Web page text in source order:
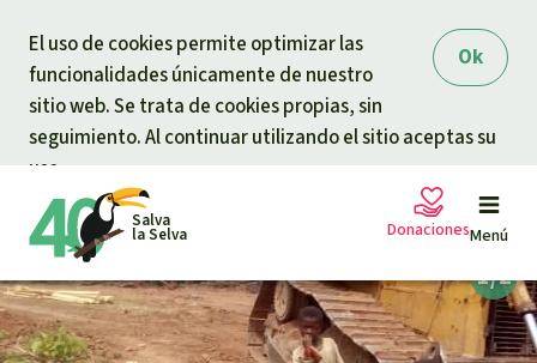
Ok
El uso de cookies permite optimizar las
funcionalidades únicamente de nuestro
sitio web. Se trata de cookies propias, sin
seguimiento. Al continuar utilizando el sitio aceptas su
uso.
Salva
la Selva Menú
Peticiones
Donaciones
Tu donación ayuda